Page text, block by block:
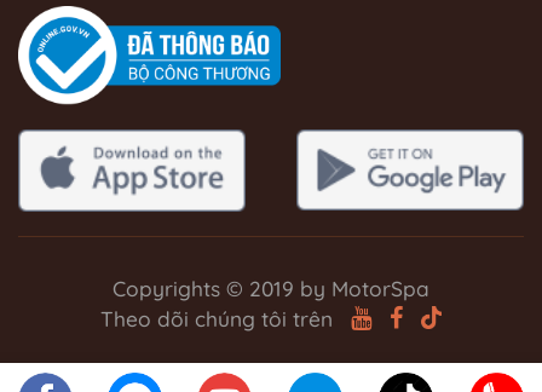
Copyrights © 2019 by MotorSpa
Theo dõi chúng tôi trên